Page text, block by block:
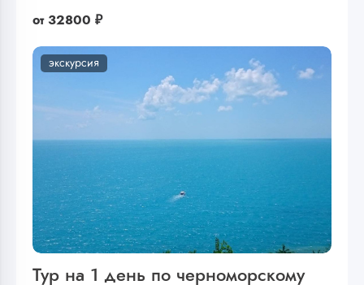
от 32800 ₽
экскурсия
Тур на 1 день по черноморскому